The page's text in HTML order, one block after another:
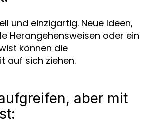
und einzigartig. Neue Ideen,
Herangehensweisen oder ein
können die
auf sich ziehen.
aber mit